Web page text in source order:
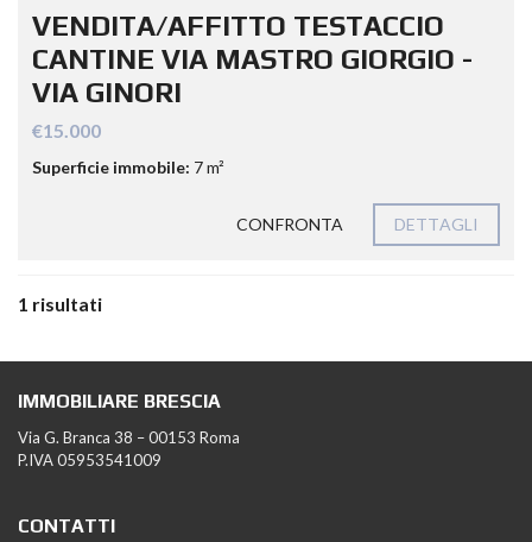
VENDITA/AFFITTO TESTACCIO
CANTINE VIA MASTRO GIORGIO -
VIA GINORI
€15.000
Superficie immobile: 7 m²
CONFRONTA DETTAGLI
1 risultati
IMMOBILIARE BRESCIA
Via G. Branca 38 – 00153 Roma
P.IVA 05953541009
CONTATTI